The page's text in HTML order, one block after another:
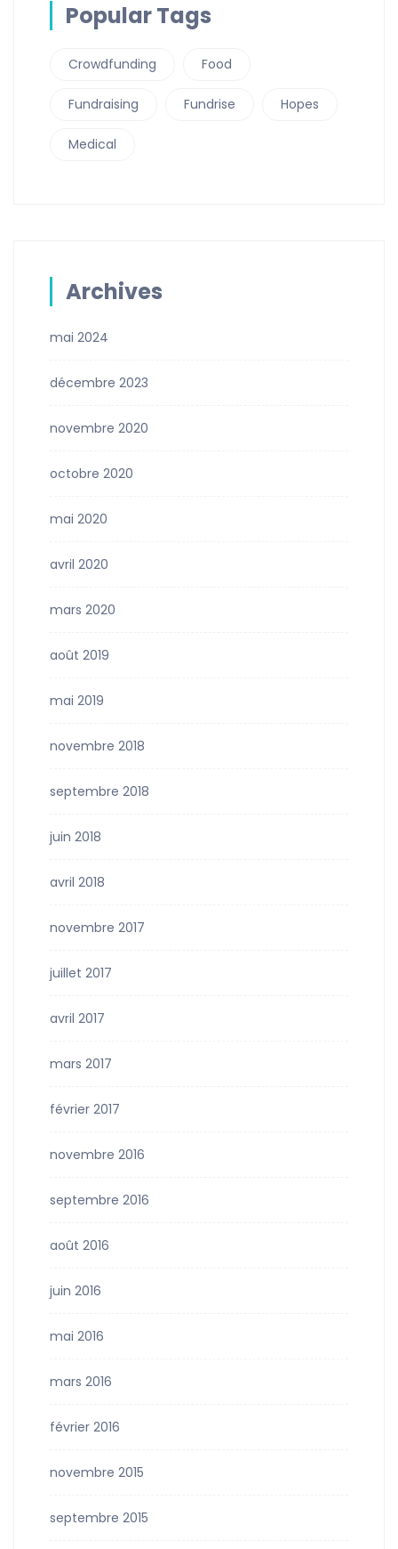
Popular Tags
Crowdfunding Food
Fundraising Fundrise Hopes
Medical
Archives
mai 2024
décembre 2023
novembre 2020
octobre 2020
mai 2020
avril 2020
mars 2020
août 2019
mai 2019
novembre 2018
septembre 2018
juin 2018
avril 2018
novembre 2017
juillet 2017
avril 2017
mars 2017
février 2017
novembre 2016
septembre 2016
août 2016
juin 2016
mai 2016
mars 2016
février 2016
novembre 2015
septembre 2015